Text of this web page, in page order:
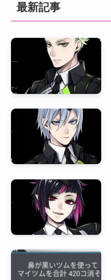
最新記事